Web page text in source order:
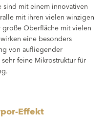
sind mit einem innovativen
mit ihren vielen winzigen
Oberfläche mit vielen
eine besonders
von aufliegender
feine Mikrostruktur für
Effekt